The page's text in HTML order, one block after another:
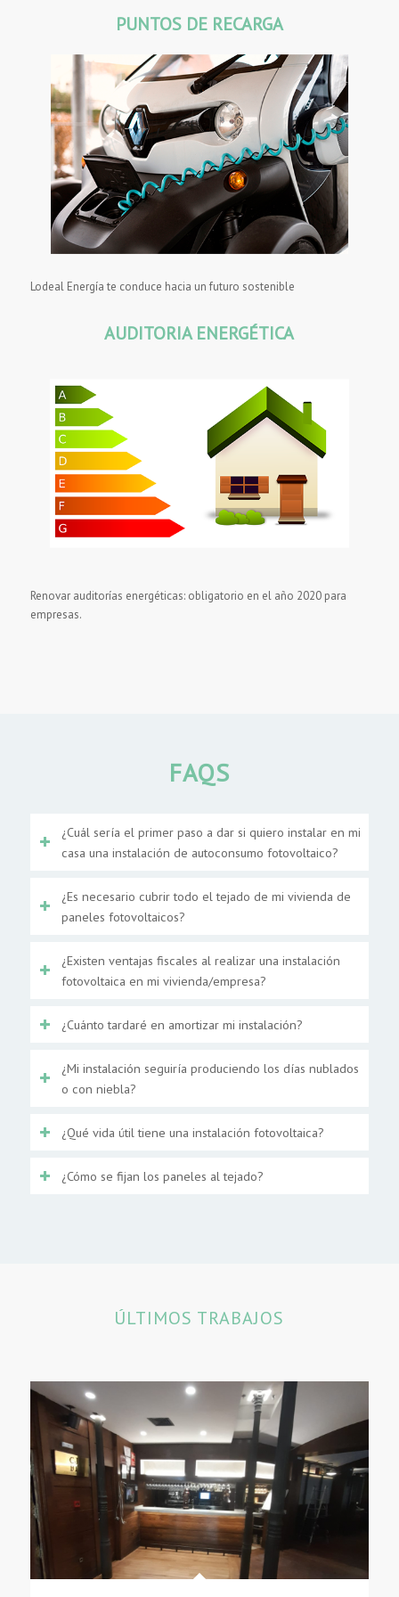
PUNTOS DE RECARGA
Lodeal Energía te conduce hacia un futuro sostenible
AUDITORIA ENERGÉTICA
Renovar auditorías energéticas: obligatorio en el año 2020 para
empresas.
FAQS
¿Cuál sería el primer paso a dar si quiero instalar en mi
casa una instalación de autoconsumo fotovoltaico?
¿Es necesario cubrir todo el tejado de mi vivienda de
paneles fotovoltaicos?
¿Existen ventajas fiscales al realizar una instalación
fotovoltaica en mi vivienda/empresa?
¿Cuánto tardaré en amortizar mi instalación?
¿Mi instalación seguiría produciendo los días nublados
o con niebla?
¿Qué vida útil tiene una instalación fotovoltaica?
¿Cómo se fijan los paneles al tejado?
ÚLTIMOS TRABAJOS